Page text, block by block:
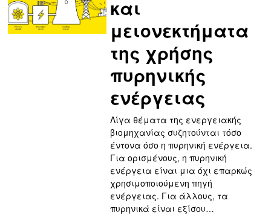
και
μειονεκτήματα
της χρήσης
πυρηνικής
ενέργειας
Λίγα θέματα της ενεργειακής
βιομηχανίας συζητούνται τόσο
έντονα όσο η πυρηνική ενέργεια.
Για ορισμένους, η πυρηνική
ενέργεια είναι μια όχι επαρκώς
χρησιμοποιούμενη πηγή
ενέργειας. Για άλλους, τα
πυρηνικά είναι εξίσου…